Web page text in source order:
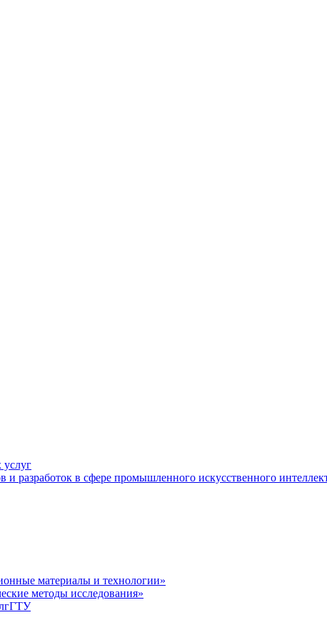
услуг
разработок в сфере промышленного искусственного
материалы и технологии»
методы исследования»